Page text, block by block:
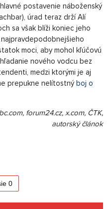
postavenie náboženský
úrad teraz drží Alí
sa však blíži koniec jeho
moci, aby mohol kľúčovú
nového vodcu bez
medzi ktorými je aj
prepukne nelítostnýboj o
forum24.cz, x.com, ČTK,
autorský článok
0